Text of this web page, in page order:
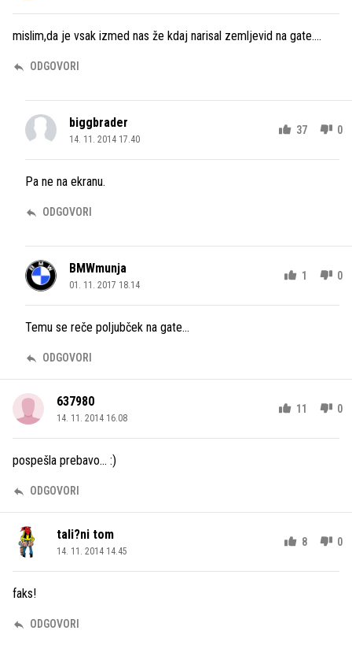
mislim,da je vsak izmed nas že kdaj narisal zemljevid na gate....
ODGOVORI
biggbrader
14. 11. 2014 17.40
37 0
Pa ne na ekranu.
ODGOVORI
BMWmunja
01. 11. 2017 18.14
1 0
Temu se reče poljubček na gate...
ODGOVORI
637980
14. 11. 2014 16.08
11 0
pospešla prebavo... :)
ODGOVORI
tali?ni tom
14. 11. 2014 14.45
8 0
faks!
ODGOVORI